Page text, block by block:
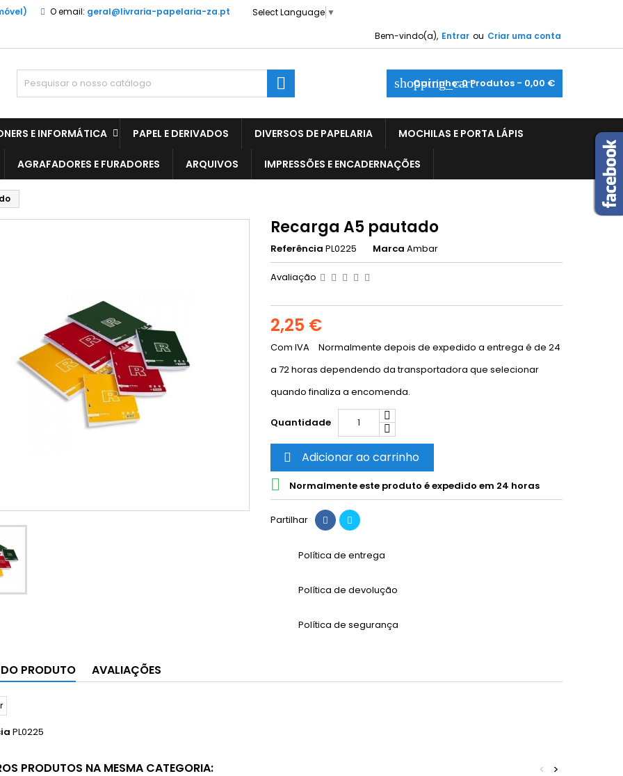
O email: geral@livraria-papelaria-za.pt Select Language ▼
Bem-vindo(a), Entrar ou Criar uma conta
shopping_cart
Carrinho:0Produtos - 0,00 €

E INFORMÁTICA PAPEL E DERIVADOS DIVERSOS DE PAPELARIA MOCHILAS E PORTA LÁPIS
AGRAFADORES E FURADORES ARQUIVOS IMPRESSÕES E ENCADERNAÇÕES
Recarga A5 pautado
Referência PL0225 Marca Ambar
Avaliação
2,25 €
Com IVA
Normalmente depois de expedido a entrega é de 24
a 72 horas dependendo da transportadora que selecionar
quando finaliza a encomenda.
Quantidade
 Adicionar ao carrinho
 Normalmente este produto é expedido em 24 horas
Partilhar
Política de entrega
Política de devolução
Política de segurança
PRODUTO AVALIAÇÕES
PL0225
PRODUTOS NA MESMA CATEGORIA: >
<